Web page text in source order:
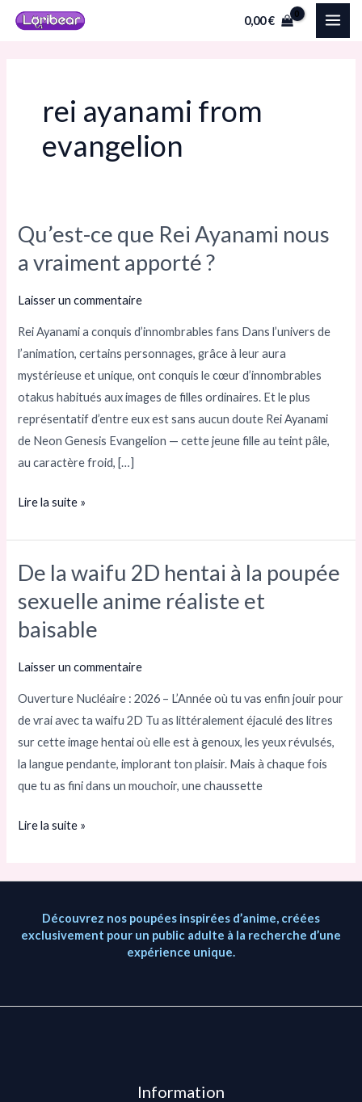
Aller
0,00€
rei ayanami from
evangelion
Qu’est-ce que Rei Ayanami nous
a vraiment apporté ?
Laisser un commentaire
Rei Ayanami a conquis d’innombrables fans Dans l’univers de
l’animation, certains personnages, grâce à leur aura
mystérieuse et unique, ont conquis le cœur d’innombrables
otakus habitués aux images de filles ordinaires. Et le plus
représentatif d’entre eux est sans aucun doute Rei Ayanami
de Neon Genesis Evangelion — cette jeune fille au teint pâle,
au caractère froid, […]
Qu’est-
que
Rei
nous
a
vraiment
apporté
?
Lire la suite »
De la waifu 2D hentai à la poupée
sexuelle anime réaliste et
baisable
Laisser un commentaire
Ouverture Nucléaire : 2026 – L’Année où tu vas enfin jouir pour
de vrai avec ta waifu 2D Tu as littéralement éjaculé des litres
sur cette image hentai où elle est à genoux, les yeux révulsés,
la langue pendante, implorant ton plaisir. Mais à chaque fois
que tu as fini dans un mouchoir, une chaussette
De
waifu
2D
la
poupée
sexuelle
anime
réaliste
baisable
Lire la suite »
Découvrez nos poupées inspirées d’anime, créées
exclusivement pour un public adulte à la recherche d’une
expérience unique.
Information